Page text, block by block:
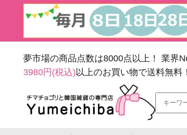
夢市場の商品点数は8000点以上！
業界
3980円(税込)以上のお買い物で送料無料！